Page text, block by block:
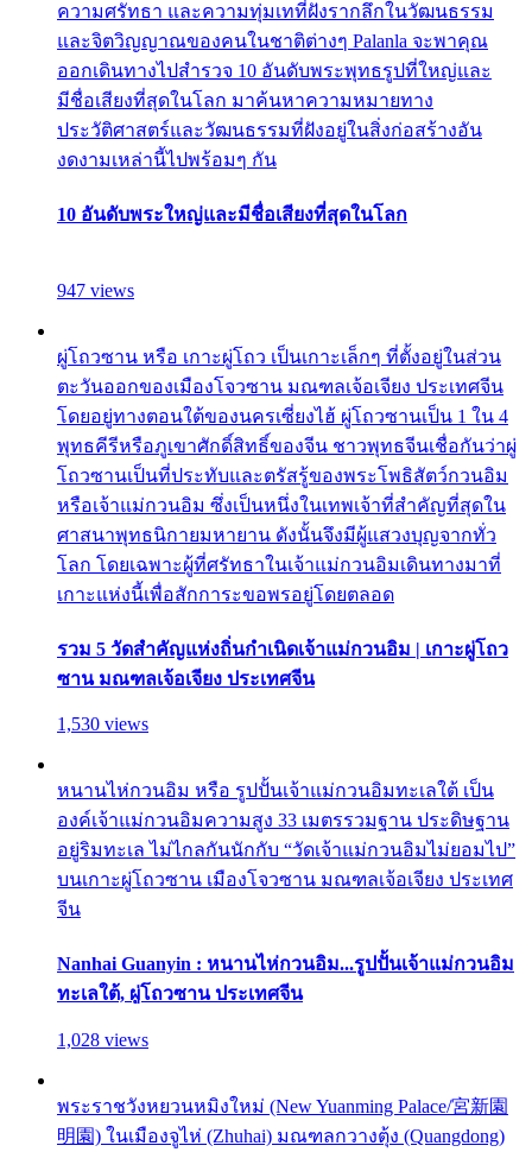
ความศรัทธา และความทุ่มเทที่ฝังรากลึกในวัฒนธรรม
และจิตวิญญาณของคนในชาติต่างๆ Palanla จะพาคุณ
ออกเดินทางไปสำรวจ 10 อันดับพระพุทธรูปที่ใหญ่และ
มีชื่อเสียงที่สุดในโลก มาค้นหาความหมายทาง
ประวัติศาสตร์และวัฒนธรรมที่ฝังอยู่ในสิ่งก่อสร้างอัน
งดงามเหล่านี้ไปพร้อมๆ กัน
10 อันดับพระใหญ่และมีชื่อเสียงที่สุดในโลก
947 views
ผู่โถวซาน หรือ เกาะผู่โถว เป็นเกาะเล็กๆ ที่ตั้งอยู่ในส่วน
ตะวันออกของเมืองโจวซาน มณฑลเจ้อเจียง ประเทศจีน
โดยอยู่ทางตอนใต้ของนครเซี่ยงไฮ้ ผู่โถวซานเป็น 1 ใน 4
พุทธคีรีหรือภูเขาศักดิ์สิทธิ์ของจีน ชาวพุทธจีนเชื่อกันว่าผู่
โถวซานเป็นที่ประทับและตรัสรู้ของพระโพธิสัตว์กวนอิม
หรือเจ้าแม่กวนอิม ซึ่งเป็นหนึ่งในเทพเจ้าที่สำคัญที่สุดใน
ศาสนาพุทธนิกายมหายาน ดังนั้นจึงมีผู้แสวงบุญจากทั่ว
โลก โดยเฉพาะผู้ที่ศรัทธาในเจ้าแม่กวนอิมเดินทางมาที่
เกาะแห่งนี้เพื่อสักการะขอพรอยู่โดยตลอด
รวม 5 วัดสำคัญแห่งถิ่นกำเนิดเจ้าแม่กวนอิม | เกาะผู่โถว
ซาน มณฑลเจ้อเจียง ประเทศจีน
1,530 views
หนานไห่กวนอิม หรือ รูปปั้นเจ้าแม่กวนอิมทะเลใต้ เป็น
องค์เจ้าแม่กวนอิมความสูง 33 เมตรรวมฐาน ประดิษฐาน
อยู่ริมทะเล ไม่ไกลกันนักกับ “วัดเจ้าแม่กวนอิมไม่ยอมไป”
บนเกาะผู่โถวซาน เมืองโจวซาน มณฑลเจ้อเจียง ประเทศ
จีน
Nanhai Guanyin : หนานไห่กวนอิม...รูปปั้นเจ้าแม่กวนอิม
ทะเลใต้, ผู่โถวซาน ประเทศจีน
1,028 views
พระราชวังหยวนหมิงใหม่ (New Yuanming Palace/宮新園
明園) ในเมืองจูไห่ (Zhuhai) มณฑลกวางตุ้ง (Quangdong)